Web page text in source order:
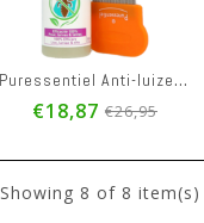
Puressentiel Anti-luizen 100ml + Kam
€18,87 €26,95
Showing 8 of 8 item(s)